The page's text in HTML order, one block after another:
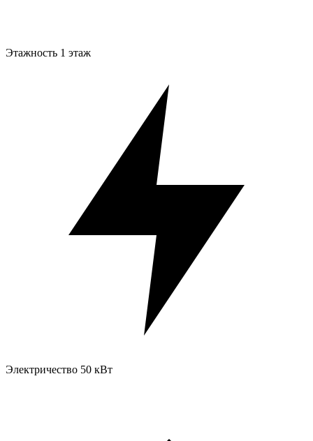
Этажность 1 этаж
Электричество 50 кВт